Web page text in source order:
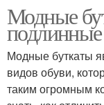
Модные
Модные буткаты
видов обуви,
таким огромным